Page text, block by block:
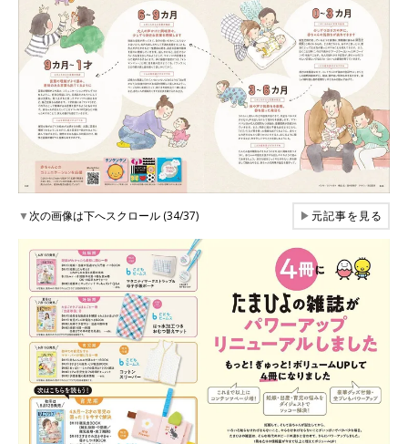
▼次の画像は下へスクロール (34/37) ▶元記事を見る